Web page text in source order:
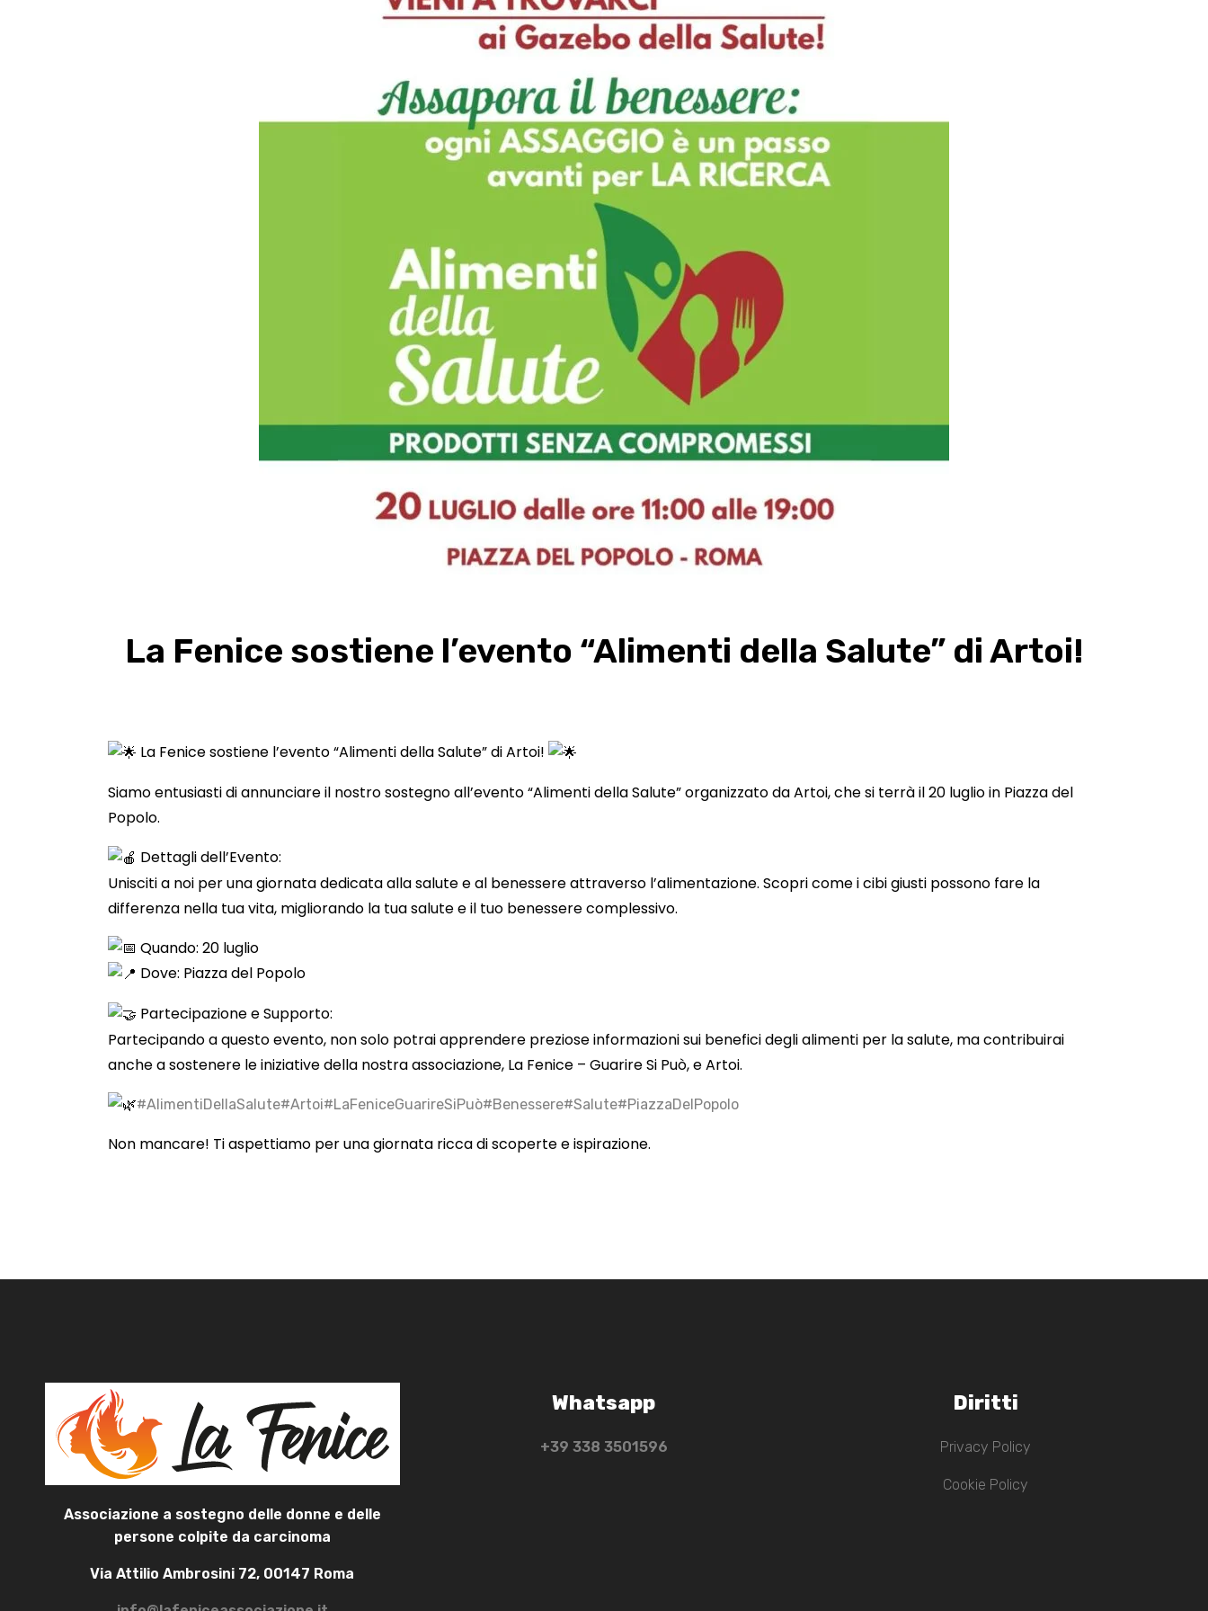
La Fenice sostiene l’evento “Alimenti della Salute” di Artoi!
La Fenice sostiene l’evento “Alimenti della Salute” di Artoi!
Siamo entusiasti di annunciare il nostro sostegno all’evento “Alimenti della Salute” organizzato da Artoi, che si terrà il 20 luglio in Piazza del
Popolo.
Dettagli dell’Evento:
Unisciti a noi per una giornata dedicata alla salute e al benessere attraverso l’alimentazione. Scopri come i cibi giusti possono fare la
differenza nella tua vita, migliorando la tua salute e il tuo benessere complessivo.
Quando: 20 luglio
Dove: Piazza del Popolo
Partecipazione e Supporto:
Partecipando a questo evento, non solo potrai apprendere preziose informazioni sui benefici degli alimenti per la salute, ma contribuirai
anche a sostenere le iniziative della nostra associazione, La Fenice – Guarire Si Può, e Artoi.
#AlimentiDellaSalute#Artoi#LaFeniceGuarireSiPuò#Benessere#Salute#PiazzaDelPopolo
Non mancare! Ti aspettiamo per una giornata ricca di scoperte e ispirazione.
Associazione a sostegno delle donne e delle
persone colpite da carcinoma
Via Attilio Ambrosini 72, 00147 Roma
Whatsapp
+39 ‭338 3501596‬
Diritti
Privacy Policy
Cookie Policy